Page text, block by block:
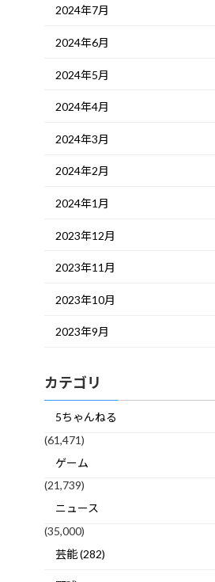
2024年7月
2024年6月
2024年5月
2024年4月
2024年3月
2024年2月
2024年1月
2023年12月
2023年11月
2023年10月
2023年9月
カテゴリ
5ちゃんねる
(61,471)
ゲーム
(21,739)
ニュース
(35,000)
芸能 (282)